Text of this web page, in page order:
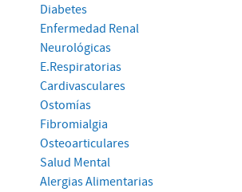
Diabetes
Enfermedad Renal
Neurológicas
E.Respiratorias
Cardivasculares
Ostomías
Fibromialgia
Osteoarticulares
Salud Mental
Alergias Alimentarias